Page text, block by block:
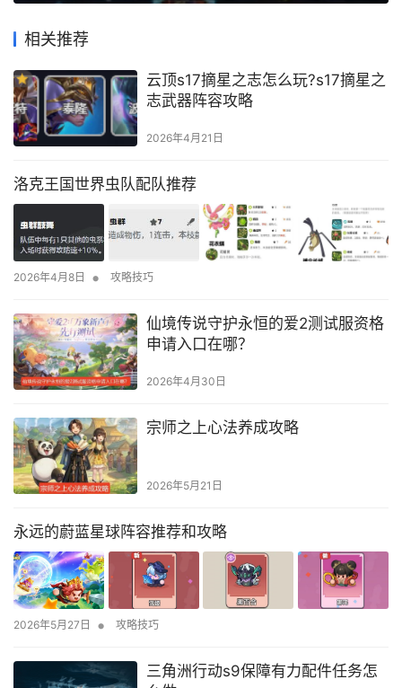
相关推荐
云顶s17摘星之志怎么玩?s17摘星之
志武器阵容攻略
2026年4月21日
洛克王国世界虫队配队推荐
2026年4月8日 • 攻略技巧
仙境传说守护永恒的爱2测试服资格
申请入口在哪？
2026年4月30日
宗师之上心法养成攻略
2026年5月21日
永远的蔚蓝星球阵容推荐和攻略
2026年5月27日 • 攻略技巧
三角洲行动s9保障有力配件任务怎